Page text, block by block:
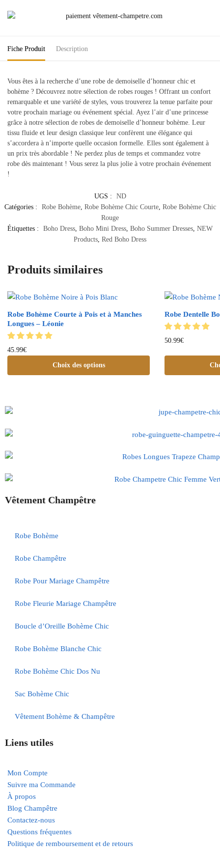
Fiche Produit Description
Vous êtes à la recherche d’une robe de demoiselle d’honneur chic et
bohème ? Découvrez notre sélection de robes rouges ! Offrant un confort
remarquable et une variété de styles, vous trouverez la tenue parfaite pour
votre prochain mariage ou événement spécial. Ayez l’air d’une princesse
grâce à notre sélection de robes de demoiselle d’honneur bohème. Leur
tissu fluide et leur design classique leur confèrent une élégance qui
s’accordera à n’importe quelle occasion formelle. Elles sont également à
un prix très abordable ! Ne perdez plus de temps et commandez votre
robe dès maintenant ! Vous serez la plus jolie à votre prochain événement
!
UGS :
ND
Catégories :
Robe Bohème, Robe Bohème Chic Courte, Robe Bohème Chic
Rouge
Étiquettes :
Boho Dress, Boho Mini Dress, Boho Summer Dresses, NEW
Products, Red Boho Dress
Produits similaires
Robe Bohème Courte à Pois et à Manches
Longues – Léonie
45.99€
Choix des options
Robe Dentelle
50.99€
Vêtement Champêtre
Robe Bohème
Robe Champêtre
Robe Pour Mariage Champêtre
Robe Fleurie Mariage Champêtre
Boucle d’Oreille Bohème Chic
Robe Bohème Blanche Chic
Robe Bohème Chic Dos Nu
Sac Bohème Chic
Vêtement Bohème & Champêtre
Liens utiles
Mon Compte
Suivre ma Commande
À propos
Blog Champêtre
Contactez-nous
Questions fréquentes
Politique de remboursement et de retours